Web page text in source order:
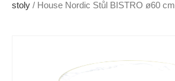
stoly / House Nordic Stůl BISTRO ø60 cm